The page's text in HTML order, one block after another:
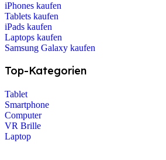
iPhones kaufen
Tablets kaufen
iPads kaufen
Laptops kaufen
Samsung Galaxy kaufen
Top-Kategorien
Tablet
Smartphone
Computer
VR Brille
Laptop